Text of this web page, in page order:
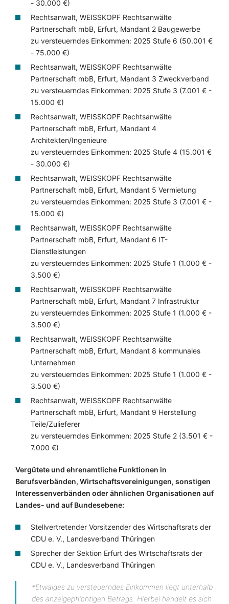
- 30.000 €)
Rechtsanwalt, WEISSKOPF Rechtsanwälte
Partnerschaft mbB, Erfurt, Mandant 2 Baugewerbe
zu versteuerndes Einkommen: 2025 Stufe 6 (50.001 €
- 75.000 €)
Rechtsanwalt, WEISSKOPF Rechtsanwälte
Partnerschaft mbB, Erfurt, Mandant 3 Zweckverband
zu versteuerndes Einkommen: 2025 Stufe 3 (7.001 € -
15.000 €)
Rechtsanwalt, WEISSKOPF Rechtsanwälte
Partnerschaft mbB, Erfurt, Mandant 4
Architekten/Ingenieure
zu versteuerndes Einkommen: 2025 Stufe 4 (15.001 €
- 30.000 €)
Rechtsanwalt, WEISSKOPF Rechtsanwälte
Partnerschaft mbB, Erfurt, Mandant 5 Vermietung
zu versteuerndes Einkommen: 2025 Stufe 3 (7.001 € -
15.000 €)
Rechtsanwalt, WEISSKOPF Rechtsanwälte
Partnerschaft mbB, Erfurt, Mandant 6 IT-
Dienstleistungen
zu versteuerndes Einkommen: 2025 Stufe 1 (1.000 € -
3.500 €)
Rechtsanwalt, WEISSKOPF Rechtsanwälte
Partnerschaft mbB, Erfurt, Mandant 7 Infrastruktur
zu versteuerndes Einkommen: 2025 Stufe 1 (1.000 € -
3.500 €)
Rechtsanwalt, WEISSKOPF Rechtsanwälte
Partnerschaft mbB, Erfurt, Mandant 8 kommunales
Unternehmen
zu versteuerndes Einkommen: 2025 Stufe 1 (1.000 € -
3.500 €)
Rechtsanwalt, WEISSKOPF Rechtsanwälte
Partnerschaft mbB, Erfurt, Mandant 9 Herstellung
Teile/Zulieferer
zu versteuerndes Einkommen: 2025 Stufe 2 (3.501 € -
7.000 €)
Vergütete und ehrenamtliche Funktionen in
Berufsverbänden, Wirtschaftsvereinigungen, sonstigen
Interessenverbänden oder ähnlichen Organisationen auf
Landes- und auf Bundesebene:
Stellvertretender Vorsitzender des Wirtschaftsrats der
CDU e. V., Landesverband Thüringen
Sprecher der Sektion Erfurt des Wirtschaftsrats der
CDU e. V., Landesverband Thüringen
*Etwaiges zu versteuerndes Einkommen liegt unterhalb
des anzeigepflichtigen Betrags. Hierbei handelt es sich